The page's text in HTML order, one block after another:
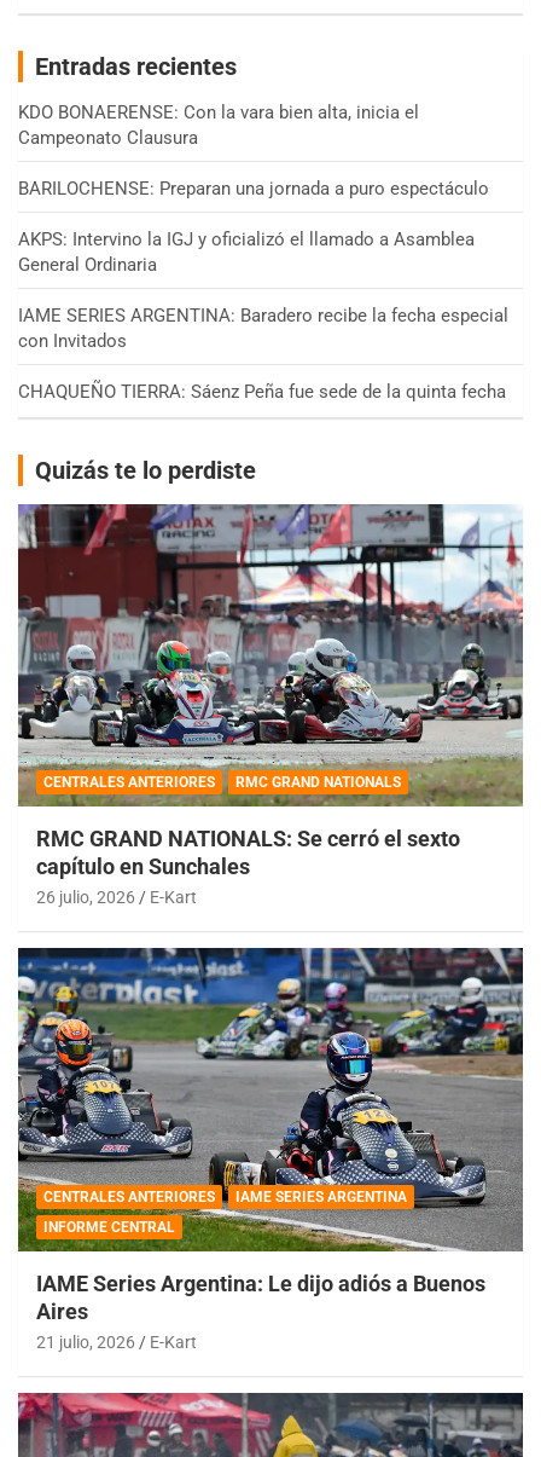
Entradas recientes
KDO BONAERENSE: Con la vara bien alta, inicia el
Campeonato Clausura
BARILOCHENSE: Preparan una jornada a puro espectáculo
AKPS: Intervino la IGJ y oficializó el llamado a Asamblea
General Ordinaria
IAME SERIES ARGENTINA: Baradero recibe la fecha especial
con Invitados
CHAQUEÑO TIERRA: Sáenz Peña fue sede de la quinta fecha
Quizás te lo perdiste
CENTRALES ANTERIORES RMC GRAND NATIONALS
RMC GRAND NATIONALS: Se cerró el sexto
capítulo en Sunchales
26 julio, 2026 E-Kart
CENTRALES ANTERIORES
IAME SERIES ARGENTINA
INFORME CENTRAL
IAME Series Argentina: Le dijo adiós a Buenos
Aires
21 julio, 2026 E-Kart